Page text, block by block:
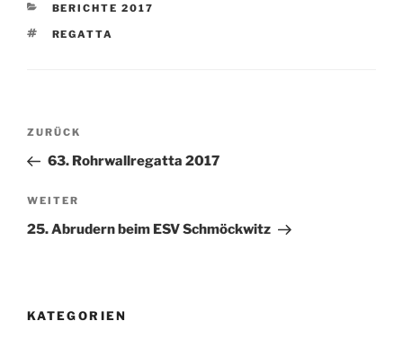
KATEGORIEN
BERICHTE 2017
SCHLAGWÖRTER
REGATTA
Beitragsnavigation
Vorheriger
Beitrag
ZURÜCK
63. Rohrwallregatta 2017
Nächster
Beitrag
WEITER
25. Abrudern beim ESV Schmöckwitz
KATEGORIEN